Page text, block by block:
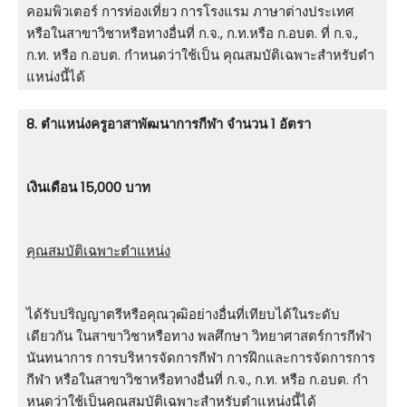
คอมพิวเตอร์ การท่องเที่ยว การโรงแรม ภาษาต่างประเทศ
หรือในสาขาวิชาหรือทางอื่นที่ ก.จ., ก.ท.หรือ ก.อบต. ที่ ก.จ.,
ก.ท. หรือ ก.อบต. กําหนดว่าใช้เป็น คุณสมบัติเฉพาะสําหรับตํา
แหน่งนี้ได้
8. ตําแหน่งครูอาสาพัฒนาการกีฬา จำนวน 1 อัตรา
เงินเดือน 15,000 บาท
คุณสมบัติเฉพาะตำแหน่ง
ได้รับปริญญาตรีหรือคุณวุฒิอย่างอื่นที่เทียบได้ในระดับ
เดียวกัน ในสาขาวิชาหรือทาง พลศึกษา วิทยาศาสตร์การกีฬา
นันทนาการ การบริหารจัดการกีฬา การฝึกและการจัดการการ
กีฬา หรือในสาขาวิชาหรือทางอื่นที่ ก.จ., ก.ท. หรือ ก.อบต. กํา
หนดว่าใช้เป็นคุณสมบัติเฉพาะสําหรับตําแหน่งนี้ได้